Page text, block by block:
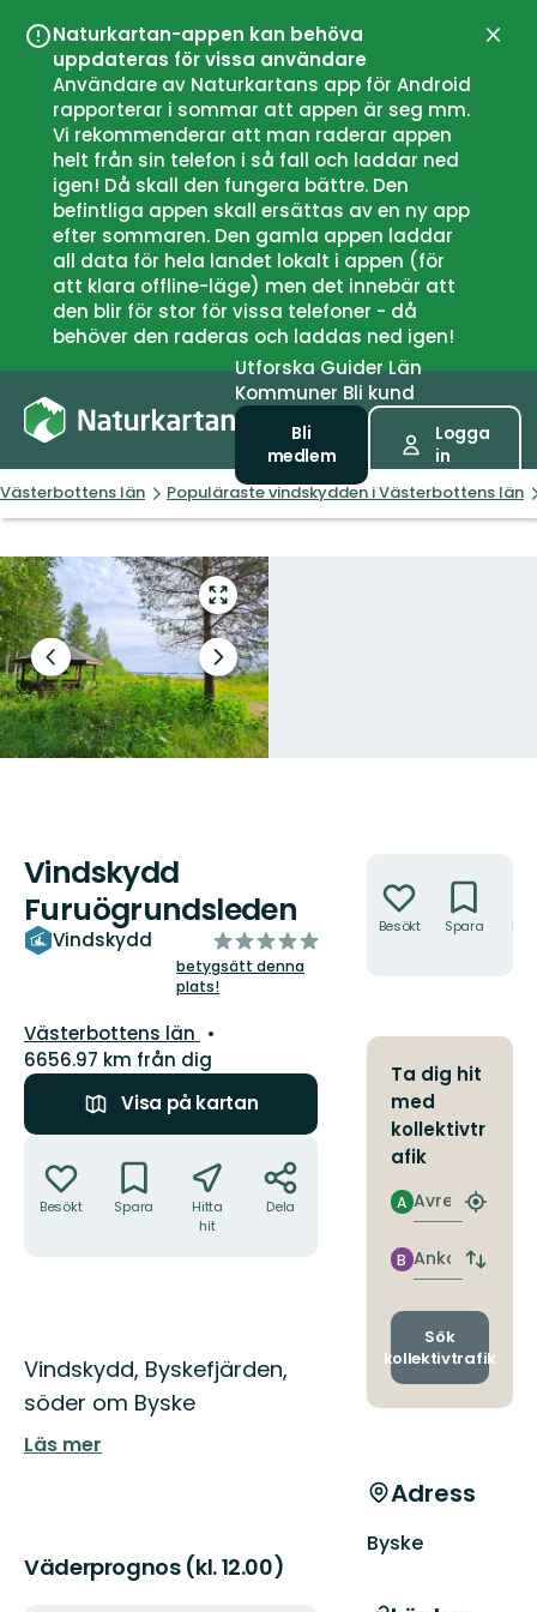
Naturkartan-appen kan behöva
uppdateras för vissa användare
Användare av Naturkartans app för Android
rapporterar i sommar att appen är seg mm.
Vi rekommenderar att man raderar appen
helt från sin telefon i så fall och laddar ned
igen! Då skall den fungera bättre. Den
befintliga appen skall ersättas av en ny app
efter sommaren. Den gamla appen laddar
all data för hela landet lokalt i appen (för
att klara offline-läge) men det innebär att
den blir för stor för vissa telefoner - då
behöver den raderas och laddas ned igen!
UtforskaGuiderLän
Kommuner Bli kund
Bli
medlem
Logga
in
Västerbottens län Populäraste vindskydden i Västerbottens län
Gå
till
helskärmsläge
Föregående
bild
Nästa
bildspel
Vindskydd
Furuögrundsleden
Vindskydd
av
5
stjärnor
betygsätt denna
plats!
Län:
Västerbottens län
6656.97 km från dig
Visa på kartan
Besökt Spara
Hitta
hit
Dela
Beskrivning
Vindskydd, Byskefjärden,
söder om Byske
Läs mer
Väderprognos (kl. 12.00)
Besökt Spara
Ta dig hit
med
kollektivtr
afik
Avresa
A
Hitta
Ankomst
B
Byt
och
Sök
kollektivtrafik
Adress
Byske